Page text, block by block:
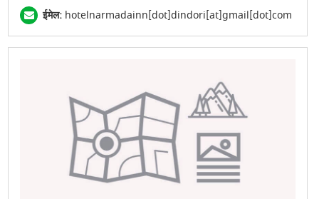
ईमेल: hotelnarmadainn[dot]dindori[at]gmail[dot]com